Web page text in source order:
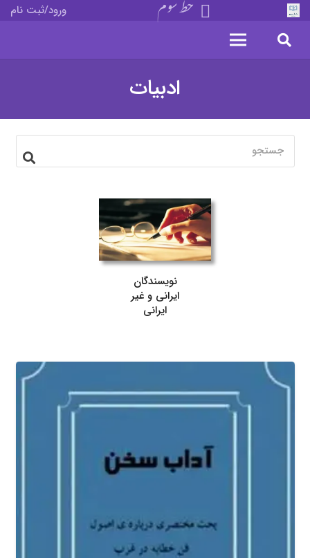
خط سوم ورود/ثبت نام
ادبیات
نویسندگان
ایرانی و غیر
ایرانی